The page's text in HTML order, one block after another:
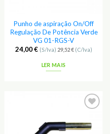
Punho de aspiração On/Off
Regulação De Potência Verde
VG 01-RGS-V
24,00€ (S/Iva) 29,52€(C/Iva)
LER MAIS